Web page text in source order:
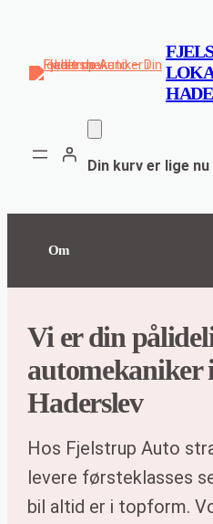
indhold
Din kurv er lige
Om
Vi er din
automekaniker
Haderslev
Hos Fjelstrup Auto
levere førsteklasses
bil altid er i topform.